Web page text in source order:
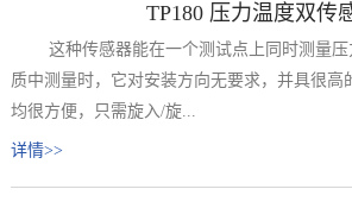
TP180 压力温度双传
这种传感器能在一个测试点上同时测量压
质中测量时，它对安装方向无要求，并具很高
均很方便，只需旋入/旋...
详情>>